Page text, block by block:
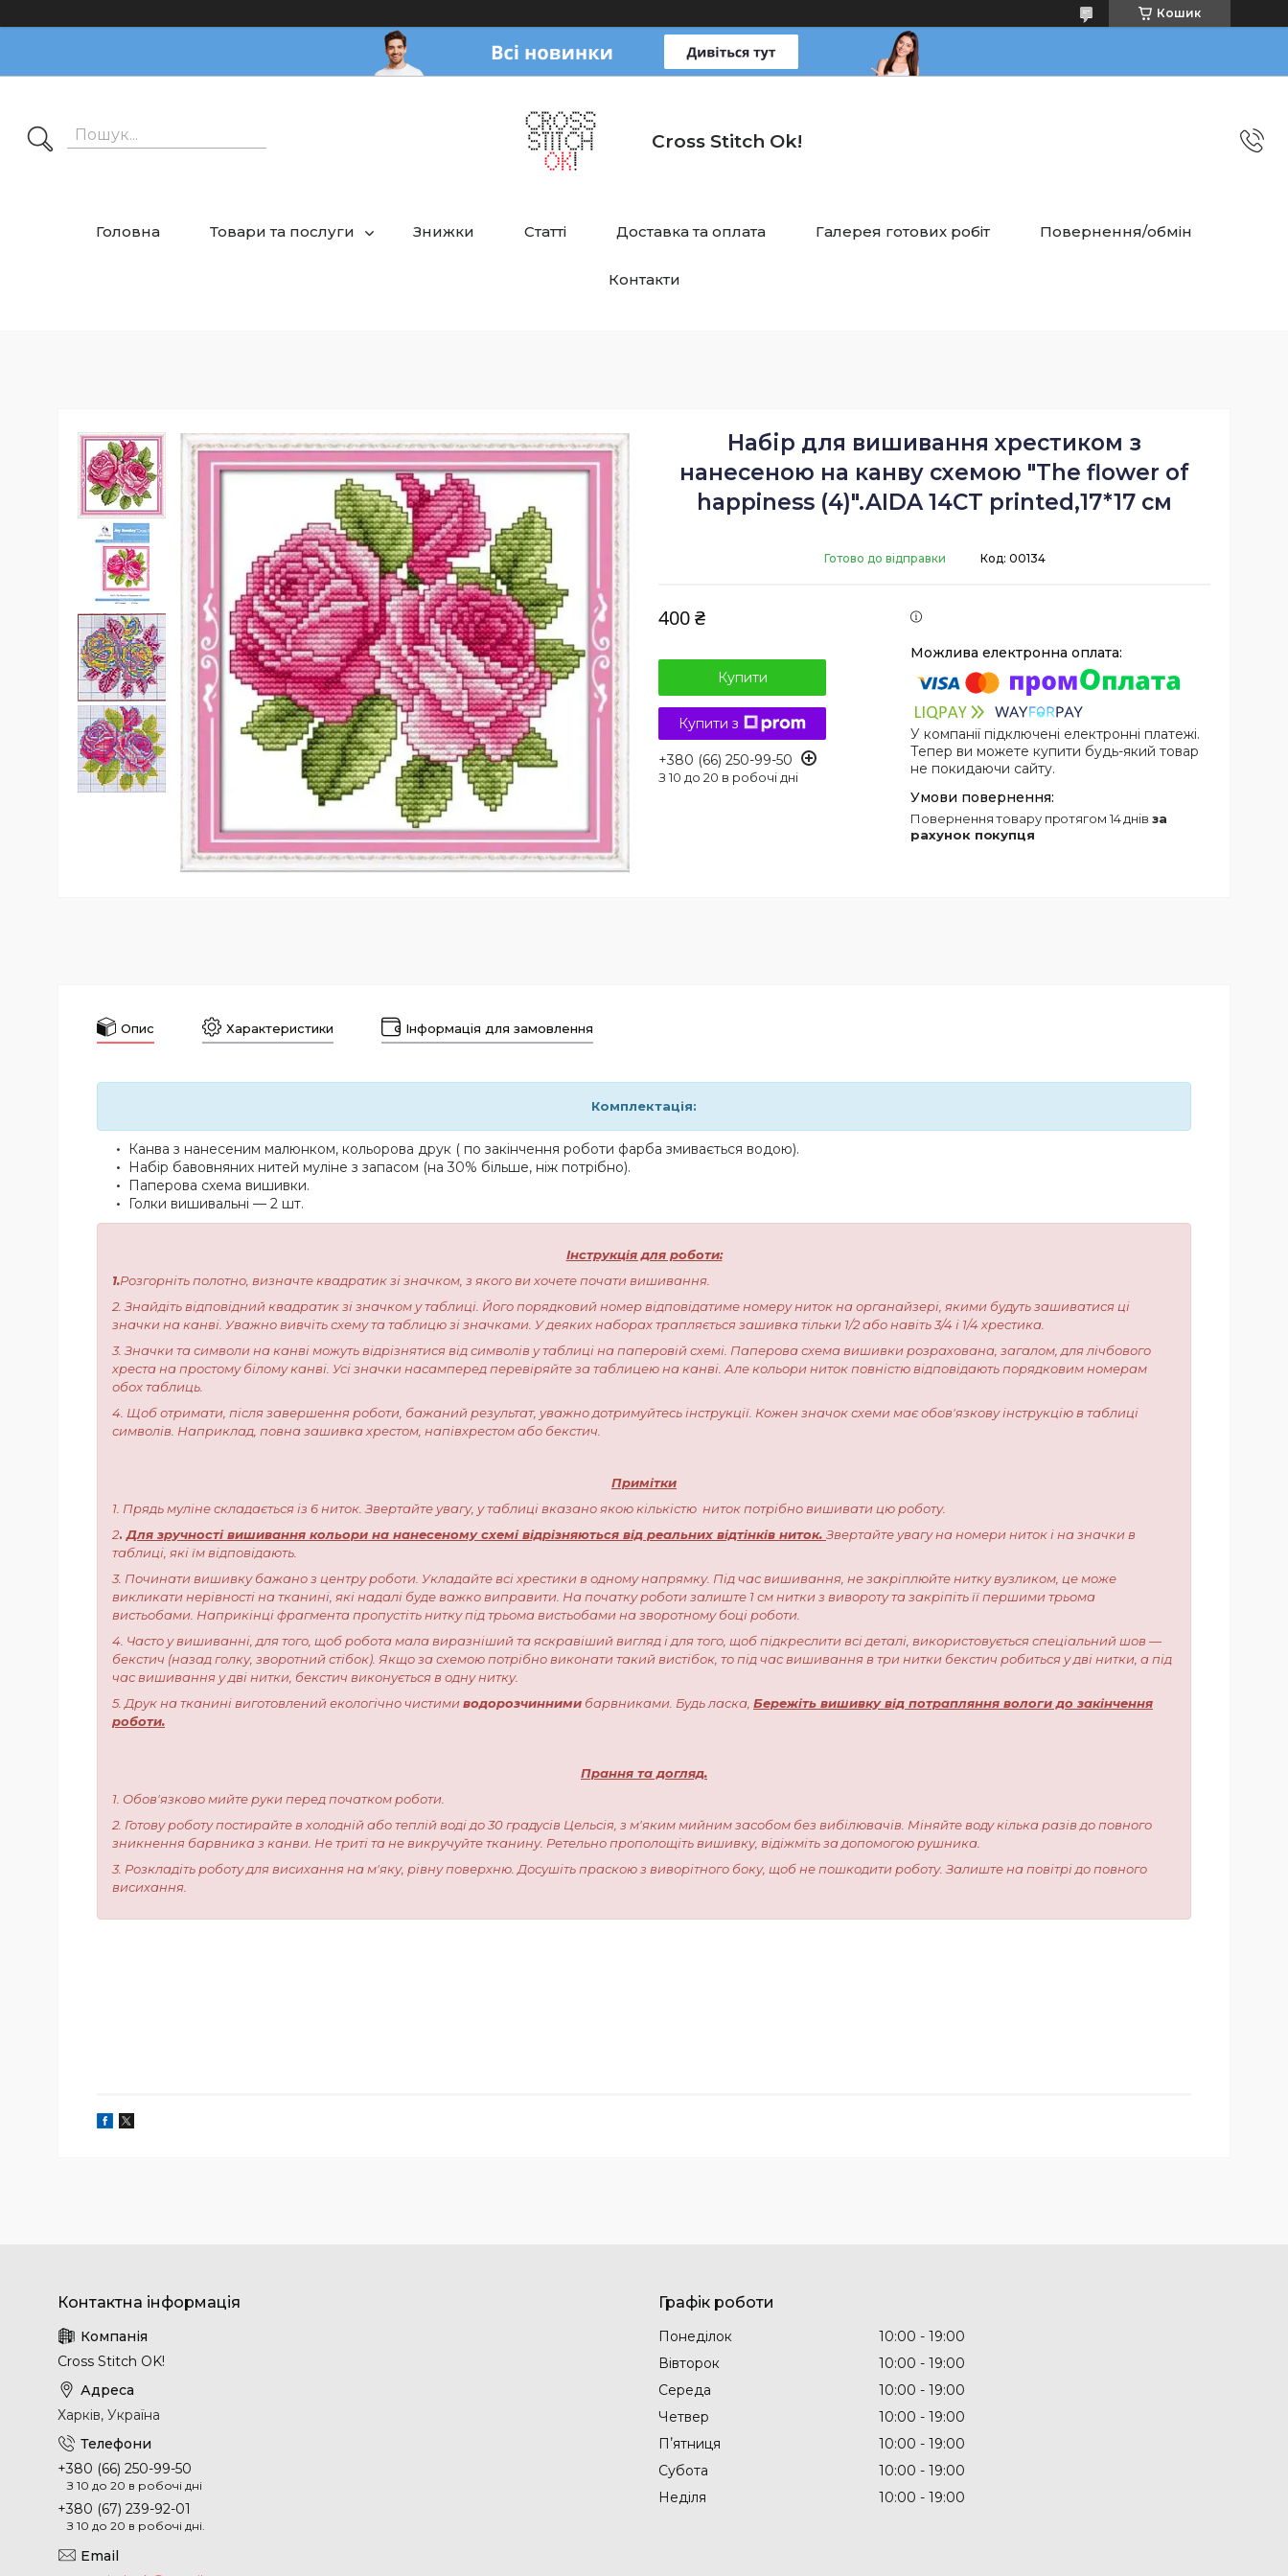
Кошик
Cross Stitch Ok!
Головна Товари та послуги Знижки Статті Доставка та оплата Галерея готових робіт Повернення/обмін
Контакти
Набір для вишивання хрестиком з
нанесеною на канву схемою "The flower of
happiness (4)".AIDA 14CT printed,17*17 см
Готово до відправки Код: 00134
400 ₴
Купити
Купити з
+380 (66) 250-99-50
З 10 до 20 в робочі дні
У компанії підключені електронні платежі.
Тепер ви можете купити будь-який товар
не покидаючи сайту.
повернення товару протягом 14 днів за
рахунок покупця
Опис Характеристики Інформація для замовлення
Комплектація:
Канва з нанесеним малюнком, кольорова друк ( по закінчення роботи фарба змивається водою).
Набір бавовняних нитей муліне з запасом (на 30% більше, ніж потрібно).
Паперова схема вишивки.
Голки вишивальні — 2 шт.
Інструкція для роботи:
1.Розгорніть полотно, визначте квадратик зі значком, з якого ви хочете почати вишивання.
2. Знайдіть відповідний квадратик зі значком у таблиці. Його порядковий номер відповідатиме номеру ниток на органайзері, якими будуть зашиватися ці
значки на канві. Уважно вивчіть схему та таблицю зі значками. У деяких наборах трапляється зашивка тільки 1/2 або навіть 3/4 і 1/4 хрестика.
3. Значки та символи на канві можуть відрізнятися від символів у таблиці на паперовій схемі. Паперова схема вишивки розрахована, загалом, для лічбового
хреста на простому білому канві. Усі значки насамперед перевіряйте за таблицею на канві. Але кольори ниток повністю відповідають порядковим номерам
обох таблиць.
4. Щоб отримати, після завершення роботи, бажаний результат, уважно дотримуйтесь інструкції. Кожен значок схеми має обов'язкову інструкцію в таблиці
символів. Наприклад, повна зашивка хрестом, напівхрестом або бекстич.
Примітки
1. Прядь муліне складається із 6 ниток. Звертайте увагу, у таблиці вказано якою кількістю ниток потрібно вишивати цю роботу.
2.Для зручності вишивання кольори на нанесеному схемі відрізняються від реальних відтінків ниток.Звертайте увагу на номери ниток і на значки в
таблиці, які їм відповідають.
3. Починати вишивку бажано з центру роботи. Укладайте всі хрестики в одному напрямку. Під час вишивання, не закріплюйте нитку вузликом, це може
викликати нерівності на тканині, які надалі буде важко виправити. На початку роботи залиште 1 см нитки з вивороту та закріпіть її першими трьома
вистьобами. Наприкінці фрагмента пропустіть нитку під трьома вистьобами на зворотному боці роботи.
4. Часто у вишиванні, для того, щоб робота мала виразніший та яскравіший вигляд і для того, щоб підкреслити всі деталі, використовується спеціальний шов —
бекстич (назад голку, зворотний стібок). Якщо за схемою потрібно виконати такий вистібок, то під час вишивання в три нитки бекстич робиться у дві нитки, а під
час вишивання у дві нитки, бекстич виконується в одну нитку.
5. Друк на тканині виготовлений екологічно чистимиводорозчинними барвниками. Будь ласка, Бережіть вишивку від потрапляння вологи до закінчення
роботи.
Прання та догляд.
1. Обов'язково мийте руки перед початком роботи.
2. Готову роботу постирайте в холодній або теплій воді до 30 градусів Цельсія, з м'яким мийним засобом без вибілювачів. Міняйте воду кілька разів до повного
зникнення барвника з канви. Не триті та не викручуйте тканину. Ретельно прополощіть вишивку, відіжміть за допомогою рушника.
3. Розкладіть роботу для висихання на м'яку, рівну поверхню. Досушіть праскою з виворітного боку, щоб не пошкодити роботу. Залиште на повітрі до повного
висихання.
Cross Stitch OK!
Харків, Україна
+380 (66) 250-99-50
З 10 до 20 в робочі дні
+380 (67) 239-92-01
З 10 до 20 в робочі дні.
Графік роботи
Понеділок 10:00
19:00
Вівторок
10:00
19:00
Середа
10:00
19:00
Четвер
10:00
19:00
Пʼятниця
10:00
19:00
Субота
10:00
19:00
Неділя
10:00 19:00